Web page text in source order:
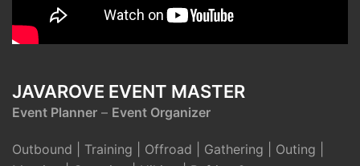
JAVAROVE EVENT MASTER
Event Planner – Event Organizer
Outbound | Training | Offroad | Gathering | Outing |